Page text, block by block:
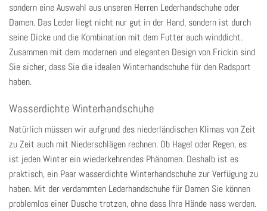
sondern eine Auswahl aus unseren Herren Lederhandschuhe oder
Damen. Das Leder liegt nicht nur gut in der Hand, sondern ist durch
seine Dicke und die Kombination mit dem Futter auch winddicht.
Zusammen mit dem modernen und eleganten Design von Frickin sind
Sie sicher, dass Sie die idealen Winterhandschuhe für den Radsport
haben.
Wasserdichte Winterhandschuhe
Natürlich müssen wir aufgrund des niederländischen Klimas von Zeit
zu Zeit auch mit Niederschlägen rechnen. Ob Hagel oder Regen, es
ist jeden Winter ein wiederkehrendes Phänomen. Deshalb ist es
praktisch, ein Paar wasserdichte Winterhandschuhe zur Verfügung zu
haben. Mit der verdammten Lederhandschuhe für Damen Sie können
problemlos einer Dusche trotzen, ohne dass Ihre Hände nass werden.